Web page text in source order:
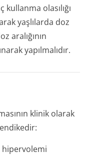
olasılığı
yaşlılarda doz
aralığının
yapılmalıdır.
klinik olarak
hipervolemi